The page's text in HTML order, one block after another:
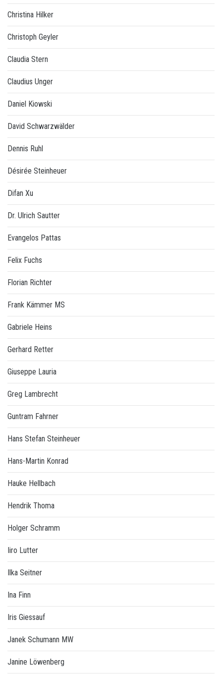
Christina Hilker
Christoph Geyler
Claudia Stern
Claudius Unger
Daniel Kiowski
David Schwarzwälder
Dennis Ruhl
Désirée Steinheuer
Difan Xu
Dr. Ulrich Sautter
Evangelos Pattas
Felix Fuchs
Florian Richter
Frank Kämmer MS
Gabriele Heins
Gerhard Retter
Giuseppe Lauria
Greg Lambrecht
Guntram Fahrner
Hans Stefan Steinheuer
Hans-Martin Konrad
Hauke Hellbach
Hendrik Thoma
Holger Schramm
Iiro Lutter
Ilka Seitner
Ina Finn
Iris Giessauf
Janek Schumann MW
Janine Löwenberg